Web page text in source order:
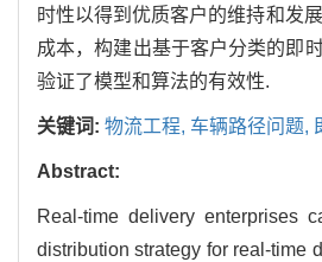
时性以得到优质客户的维持和发
成本，构建出基于客户分类的即
验证了模型和算法的有效性.
关键词: 物流工程, 车辆路径问题,
Abstract:
Real-time delivery enterprises
distribution strategy for real-time